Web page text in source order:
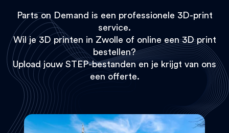
Parts on Demand is een professionele 3D-print
service.
Wil je 3D printen in Zwolle of online een 3D print
bestellen?
Upload jouw STEP-bestanden en je krijgt van ons
een offerte.